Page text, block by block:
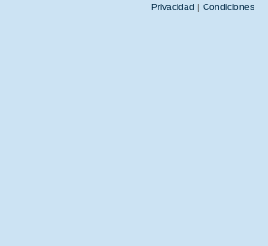
Privacidad | Condiciones